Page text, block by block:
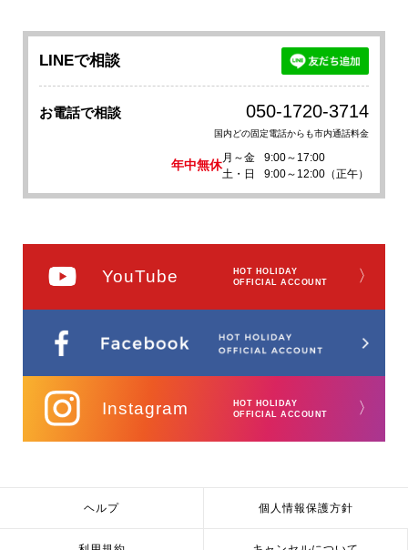
LINEで相談
お電話で相談 050-1720-3714
国内どの固定電話からも市内通話料金
年中無休
月～金
9:00～17:00
土・日
9:00～12:00（正午）
YouTube
HOT HOLIDAY
OFFICIAL ACCOUNT
〉
Instagram
HOT HOLIDAY
OFFICIAL ACCOUNT
〉
ヘルプ 個人情報保護方針